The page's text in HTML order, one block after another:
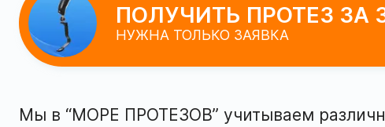
ПОЛУЧИТЬ ПРОТЕЗ ЗА
НУЖНА ТОЛЬКО ЗАЯВКА
Мы в “МОРЕ ПРОТЕЗОВ” учитываем